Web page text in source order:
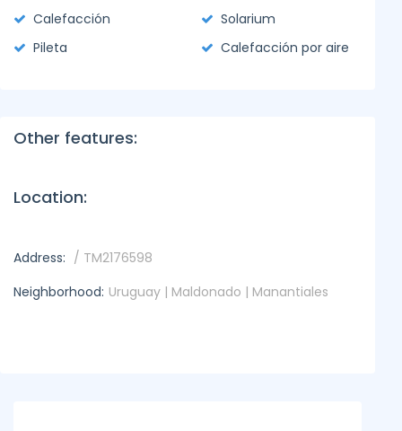
Calefacción
Solarium
Pileta
Calefacción por aire
Other features:
Location:
Address: / TM2176598
Neighborhood: Uruguay | Maldonado | Manantiales